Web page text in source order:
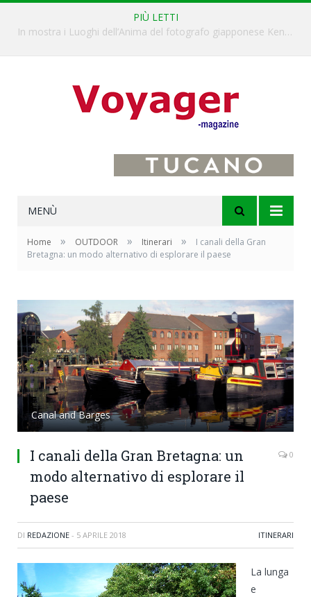
PIÙ LETTI
L’Oltrepò pavese si valorizza attraverso 15 percorsi enoturistici
MENÙ
Home » OUTDOOR » Itinerari »
I canali della Gran
Bretagna: un modo alternativo di esplorare il paese
Canal and Barges
I canali della Gran Bretagna: un
modo alternativo di esplorare il
paese
0
DI REDAZIONE - 5 APRILE 2018 ITINERARI
La lunga
e